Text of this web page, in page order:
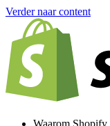
Verder naar content